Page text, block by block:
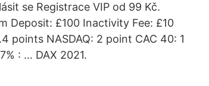
se Registrace VIP od 99 Kč.
Deposit: £100 Inactivity Fee: £10
points NASDAQ: 2 point CAC 40: 1
: … DAX 2021.